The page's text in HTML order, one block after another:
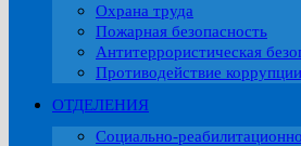
Охрана труда
Пожарная безопасность
Антитеррористическая
Противодействие коррупции
ОТДЕЛЕНИЯ
Социально-